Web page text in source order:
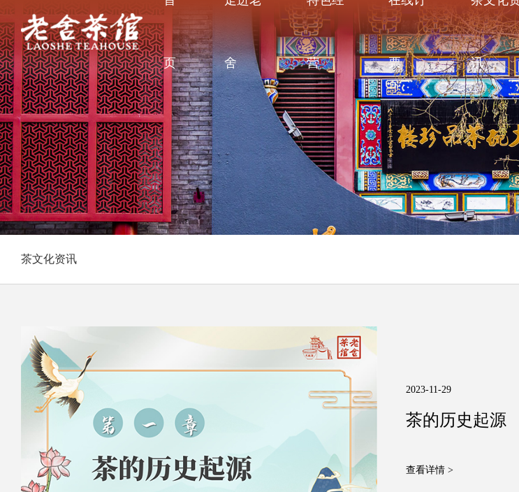
页 舍 营 票 讯
茶文化资讯
2023-11-29
茶的历史起源
查看详情 >